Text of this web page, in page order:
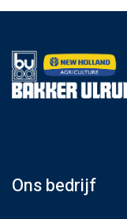
Ons bedrijf